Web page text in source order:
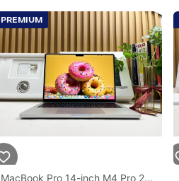
PREMIUM
MacBook Pro 14-inch M4 Pro 2024 Ram24GB SSD512GB